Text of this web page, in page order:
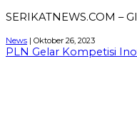
SERIKATNEWS.COM –
News | Oktober 26, 2023
PLN Gelar Kompetisi